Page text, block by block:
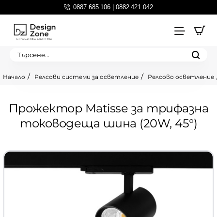
0887 685 106 | 0882 421 042
Търсене...
Прожектор Matisse за трифазна
тоководеща шина (20W, 45°)
Релсови системи за осветление Релсово осветление